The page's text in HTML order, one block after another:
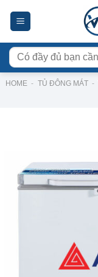
Tìm
kiếm:
HOME - TỦ ĐÔNG MÁT -